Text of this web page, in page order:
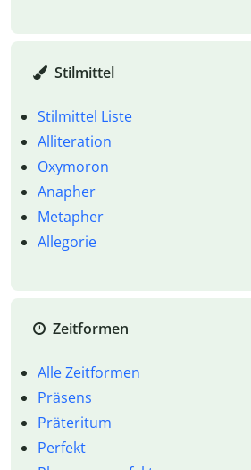
Stilmittel
Stilmittel Liste
Alliteration
Oxymoron
Anapher
Metapher
Allegorie
Zeitformen
Alle Zeitformen
Präsens
Präteritum
Perfekt